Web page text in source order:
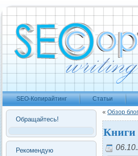
SEO-Копирайтинг Статьи
Обращайтесь!
Рекомендую
« Обзор
Книги